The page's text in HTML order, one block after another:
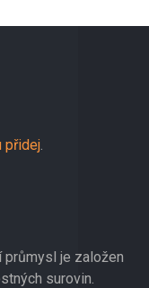
přidej.
průmysl je založen
surovin.